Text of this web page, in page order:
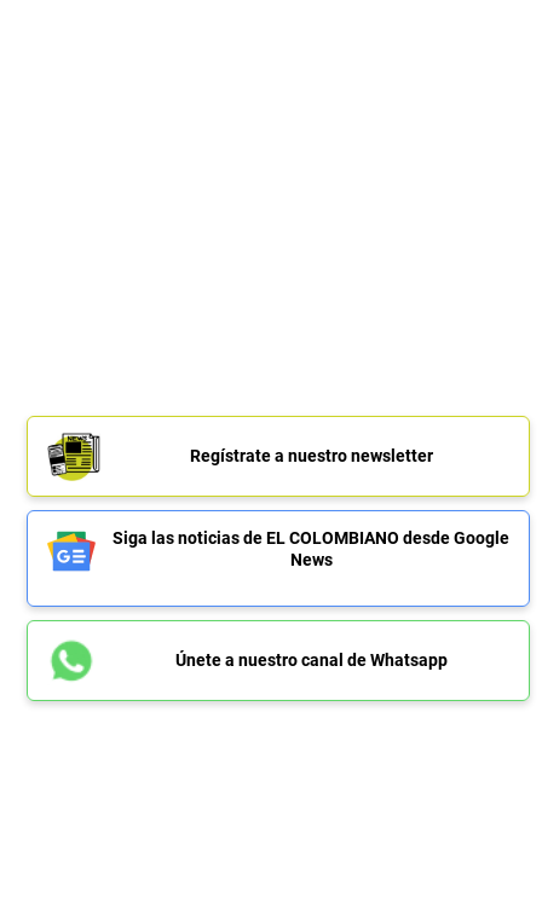
Regístrate a nuestro newsletter
Siga las noticias de EL COLOMBIANO desde Google
News
Únete a nuestro canal de Whatsapp